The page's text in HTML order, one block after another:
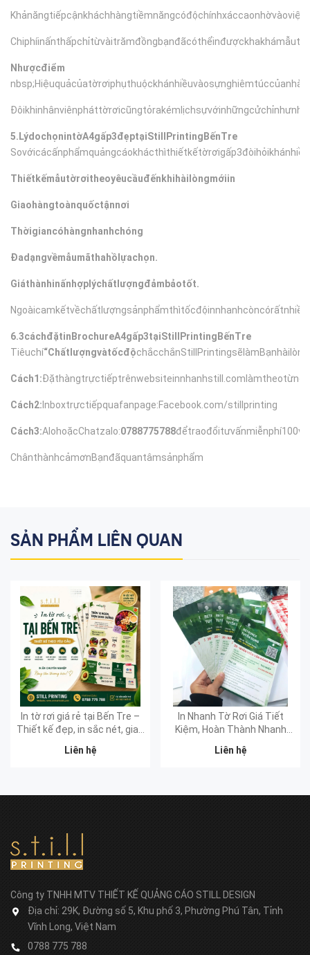
Nhượcđiểm
nbsp;
5.LýdochọnintờA4gấp3đẹptạiStillPrintingBếnTre
Sovớicácấnphẩmquảngcáokhácthì
Thiếtkếmẫutờrơitheoyêucầuđếnkhihàilòngmớiin
Giaohàngtoànquốctậnnơi
Thờigiancóhàngnhanhchóng
Đadạngvềmẫumãthahồlựachọn.
Giáthànhinấnhợplýchấtlượngđảmbảotốt.
6.3cáchđặtinBrochureA4gấp3tạiStillPrintingBếnTre
Tiêuchí“Chấtlượngvàtốcđộ
Cách1:Đặthàngtrựctiếptrênwebsite
Cách2: Inboxtrựctiếpquafanpage:Facebook.com/stillprinting
Cách3:AlohoặcChatzalo:0788775788
ChânthànhcảmơnBạnđãquantâmsảnphẩm
SẢN PHẨM LIÊN QUAN
In tờ rơi giá rẻ tại Bến Tre –
Thiết kế đẹp, in sắc nét, giao
Liên hệ
In Nhanh Tờ Rơi Giá Tiết
Kiệm, Hoàn Thành Nhanh
Liên hệ
Công ty TNHH MTV THIẾT KẾ QUẢNG CÁO STILL DESIGN
Địa chỉ: 29K, Đường số 5, Khu phố 3, Phường Phú Tân, Tỉnh
Vĩnh Long, Việt Nam
0788 775 788